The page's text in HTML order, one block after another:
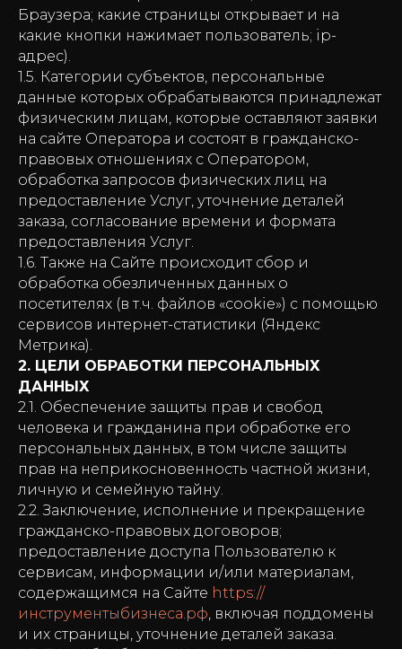
Браузера; какие страницы открывает и на
какие кнопки нажимает пользователь; ip-
адрес).
1.5. Категории субъектов, персональные
данные которых обрабатываются принадлежат
физическим лицам, которые оставляют заявки
на сайте Оператора и состоят в гражданско-
правовых отношениях с Оператором,
обработка запросов физических лиц на
предоставление Услуг, уточнение деталей
заказа, согласование времени и формата
предоставления Услуг.
1.6. Также на Сайте происходит сбор и
обработка обезличенных данных о
посетителях (в т.ч. файлов «cookie») с помощью
сервисов интернет-статистики (Яндекс
Метрика).
2. ЦЕЛИ ОБРАБОТКИ ПЕРСОНАЛЬНЫХ
ДАННЫХ
2.1. Обеспечение защиты прав и свобод
человека и гражданина при обработке его
персональных данных, в том числе защиты
прав на неприкосновенность частной жизни,
личную и семейную тайну.
2.2. Заключение, исполнение и прекращение
гражданско-правовых договоров;
предоставление доступа Пользователю к
сервисам, информации и/или материалам,
содержащимся на Сайте https://
инструментыбизнеса.рф, включая поддомены
и их страницы, уточнение деталей заказа.